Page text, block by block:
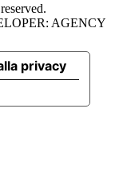
AGENCY
privacy